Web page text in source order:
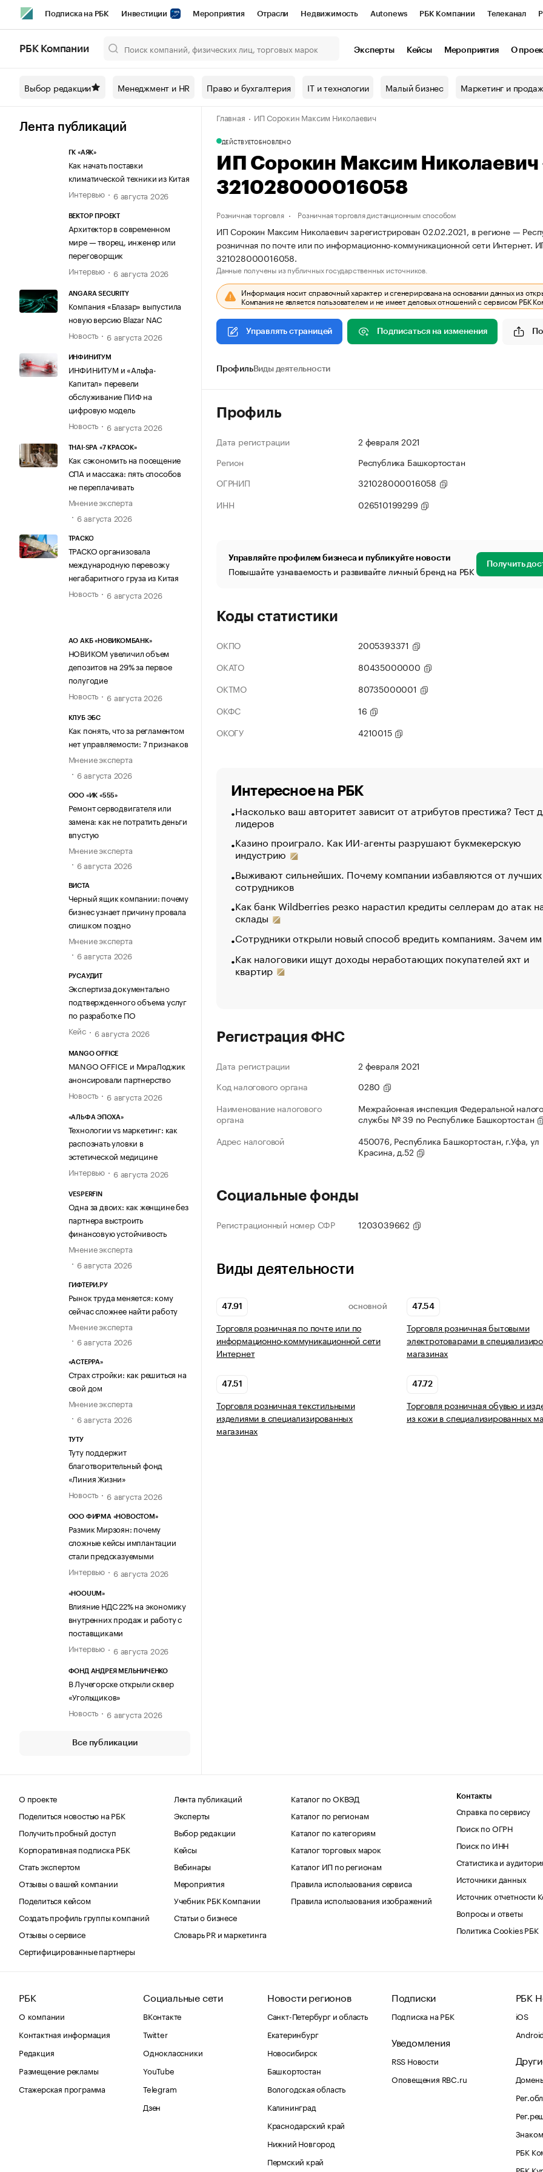
Подписка на РБК Инвестиции Мероприятия Отрасли Недвижимость Autonews РБК Компании Телеканал
Спецпроекты СПб Конференции СПб Спецпроекты Проверка контрагентов
Технологии и медиа Рынок наличной валюты
РБК Компании Эксперты Кейсы Мероприятия О
Выбор редакции Менеджмент и HR Право и бухгалтерия IT и технологии Малый бизнес Маркетинг и
Лента публикаций
ГК «АЯК»
Как начать поставки
климатической техники из Китая
Интервью
6 августа 2026
ВЕКТОР ПРОЕКТ
Архитектор в современном
мире — творец, инженер или
переговорщик
Интервью
6 августа 2026
ANGARA SECURITY
Компания «Блазар» выпустила
новую версию Blazar NAC
Новость
6 августа 2026
ИНФИНИТУМ
ИНФИНИТУМ и «Альфа-
Капитал» перевели
обслуживание ПИФ на
цифровую модель
Новость
6 августа 2026
THAI-SPA «7 КРАСОК»
Как сэкономить на посещение
СПА и массажа: пять способов
не переплачивать
Мнение эксперта
6 августа 2026
ТРАСКО
ТРАСКО организовала
международную перевозку
негабаритного груза из Китая
Новость
6 августа 2026
АО АКБ «НОВИКОМБАНК»
НОВИКОМ увеличил объем
депозитов на 29% за первое
полугодие
Новость
6 августа 2026
КЛУБ ЭБС
Как понять, что за регламентом
нет управляемости: 7 признаков
Мнение эксперта
6 августа 2026
ООО «ИК «555»
Ремонт серводвигателя или
замена: как не потратить деньги
впустую
Мнение эксперта
6 августа 2026
ВИСТА
Черный ящик компании: почему
бизнес узнает причину провала
слишком поздно
Мнение эксперта
6 августа 2026
РУСАУДИТ
Экспертиза документально
подтвержденного объема услуг
по разработке ПО
Кейс
6 августа 2026
MANGO OFFICE
MANGO OFFICE и МираЛоджик
анонсировали партнерство
Новость
6 августа 2026
«АЛЬФА ЭПОХА»
Технологии vs маркетинг: как
распознать уловки в
эстетической медицине
Интервью
6 августа 2026
VESPERFIN
Одна за двоих: как женщине без
партнера выстроить
финансовую устойчивость
Мнение эксперта
6 августа 2026
ГИФТЕРИ.РУ
Рынок труда меняется: кому
сейчас сложнее найти работу
Мнение эксперта
6 августа 2026
«АСТЕРРА»
Страх стройки: как решиться на
свой дом
Мнение эксперта
6 августа 2026
ТУТУ
Туту поддержит
благотворительный фонд
«Линия Жизни»
Новость
6 августа 2026
ООО ФИРМА «НОВОСТОМ»
Размик Мирзоян: почему
сложные кейсы имплантации
стали предсказуемыми
Интервью
6 августа 2026
«HOOUUM»
Влияние НДС 22% на экономику
внутренних продаж и работу с
поставщиками
Интервью
6 августа 2026
ФОНД АНДРЕЯ МЕЛЬНИЧЕНКО
В Лучегорске открыли сквер
«Угольщиков»
Новость
6 августа 2026
Все публикации
Главная ИП Сорокин Максим Николаевич
ДЕЙСТВУЕТОБНОВЛЕНО
ИП Сорокин Максим
321028000016058
Розничная торговля Розничная торговля дистанционным способом
ИП Сорокин Максим Николаевич зарегистрирован 02.02.2021, в регионе —
розничная по почте или по информационно-коммуникационной сети
321028000016058.
Данные получены из публичных государственных источников.
Информация носит справочный характер и сгенерирована на основании данных из
Компания не является пользователем и не имеет деловых отношений с сервисом РБК
Управлять страницей Подписаться на изменения
ПрофильВиды деятельности
Профиль
Дата регистрации
2 февраля 2021
Регион
Республика Башкортостан
ОГРНИП
321028000016058
ИНН
026510199299
Управляйте профилем бизнеса и публикуйте новости
Повышайте узнаваемость и развивайте личный бренд на РБК Получить
Коды статистики
ОКПО
2005393371
ОКАТО
80435000000
ОКТМО
80735000001
ОКФС
16
ОКОГУ
4210015
Интересное на РБК
Насколько ваш авторитет зависит от атрибутов престижа? Тест
лидеров
Казино проиграло. Как ИИ-агенты разрушают букмекерскую
индустрию
Выживают сильнейших. Почему компании избавляются от лучших
сотрудников
Как банк Wildberries резко нарастил кредиты селлерам до атак
склады
Сотрудники открыли новый способ вредить компаниям. Зачем
Как налоговики ищут доходы неработающих покупателей яхт и
квартир
Регистрация ФНС
Дата регистрации
2 февраля 2021
Код налогового органа
0280
Наименование налогового
органа
Межрайонная инспекция Федеральной
службы № 39 по Республике Башкортостан
Адрес налоговой
450076, Республика Башкортостан, г.Уфа, ул
Красина, д.52
Социальные фонды
Регистрационный номер СФР 1203039662
Виды деятельности
47.91 ОСНОВНОЙ
Торговля розничная по почте или по
информационно-коммуникационной сети
Интернет
47.54
Торговля розничная бытовыми
электротоварами в
магазинах
47.51
Торговля розничная текстильными
изделиями в специализированных
магазинах
47.72
Торговля розничная обувью и
из кожи в специализированных
О проекте
Поделиться новостью на РБК
Получить пробный доступ
Корпоративная подписка РБК
Стать экспертом
Отзывы о вашей компании
Поделиться кейсом
Создать профиль группы компаний
Отзывы о сервисе
Сертифицированные партнеры
Лента публикаций
Эксперты
Выбор редакции
Кейсы
Вебинары
Мероприятия
Учебник РБК Компании
Статьи о бизнесе
Словарь PR и маркетинга
Каталог по ОКВЭД
Каталог по регионам
Каталог по категориям
Каталог торговых марок
Каталог ИП по регионам
Правила использования сервиса
Правила использования изображений
Контакты
Справка по сервису
Поиск по ОГРН
Поиск по ИНН
Статистика и
Источники данных
Источник отчетности
Вопросы и ответы
Политика Cookies РБК
РБК
О компании
Контактная информация
Редакция
Размещение рекламы
Стажерская программа
Социальные сети
ВКонтакте
Twitter
Одноклассники
YouTube
Telegram
Дзен
Новости регионов
Санкт-Петербург и область
Екатеринбург
Новосибирск
Башкортостан
Вологодская область
Калининград
Краснодарский край
Нижний Новгород
Пермский край
Подписки
Подписка на РБК
Уведомления
RSS Новости
Оповещения RBC.ru
РБК
iOS
РБК
РБК